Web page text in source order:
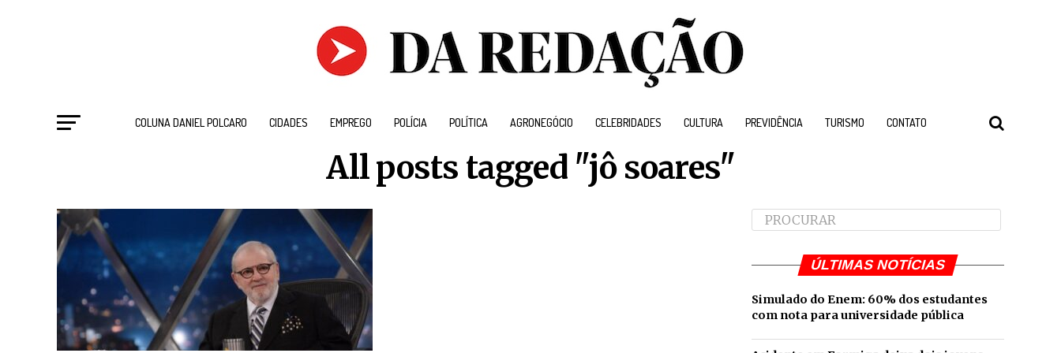
COLUNA DANIEL POLCARO CIDADES EMPREGO POLÍCIA POLÍTICA AGRONEGÓCIO CELEBRIDADES CULTURA PREVIDÊNCIA TURISMO CONTATO
All posts tagged "jô soares"
ÚLTIMAS NOTÍCIAS
Simulado do Enem: 60% dos estudantes
com nota para universidade pública